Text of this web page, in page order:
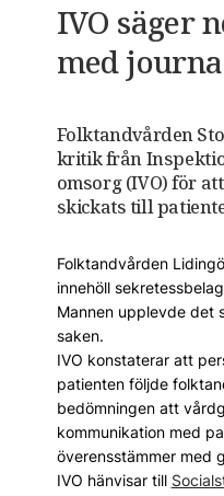
IVO säger
med
Folktandvården
kritik från
omsorg (IVO) för
skickats till
Folktandvården
innehöll
Mannen upplevde det
saken.
IVO konstaterar att
patienten följde
bedömningen att
kommunikation med
överensstämmer med
IVO hänvisar till